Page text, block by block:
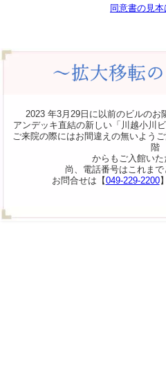
同意書の見本
2023 年3月29日に以前のビルのお
アンデッキ直結の新しい「川越小川
ご来院の際にはお間違えの無いよう
階
からもご入館いた
尚、電話番号はこれま
お問合せは【049-229-2200